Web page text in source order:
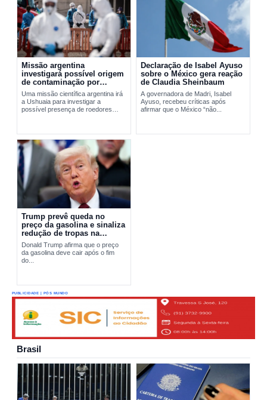
Missão argentina
investigará possível origem
de contaminação por
hantavírus em Ushuaia
Uma missão científica argentina irá
a Ushuaia para investigar a
possível presença de roedores
Declaração de Isabel Ayuso
sobre o México gera reação
de Claudia Sheinbaum
A governadora de Madri, Isabel
Ayuso, recebeu críticas após
afirmar que o México “não...
Trump prevê queda no
preço da gasolina e sinaliza
redução de tropas na
Europa
Donald Trump afirma que o preço
da gasolina deve cair após o fim
do...
PUBLICIDADE | PÓS MUNDO
Brasil